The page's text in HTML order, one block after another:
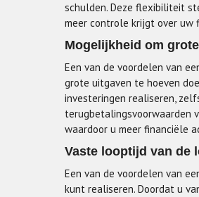
schulden. Deze flexibiliteit
meer controle krijgt over uw
Mogelijkheid om
Een van de voordelen van
grote uitgaven te hoeven
investeringen realiseren,
terugbetalingsvoorwaarden
waardoor u meer financiële
Vaste looptijd van de
Een van de voordelen van
kunt realiseren. Doordat u